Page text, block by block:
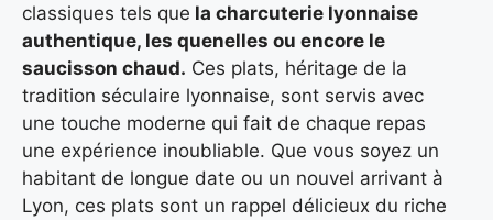
classiques tels que la charcuterie lyonnaise
authentique, les quenelles ou encore le
saucisson chaud. Ces plats, héritage de la
tradition séculaire lyonnaise, sont servis avec
une touche moderne qui fait de chaque repas
une expérience inoubliable. Que vous soyez un
habitant de longue date ou un nouvel arrivant à
Lyon, ces plats sont un rappel délicieux du riche